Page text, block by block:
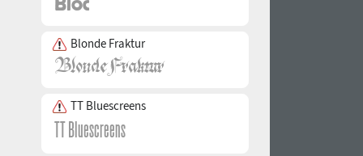
Blonde Fraktur
TT Bluescreens